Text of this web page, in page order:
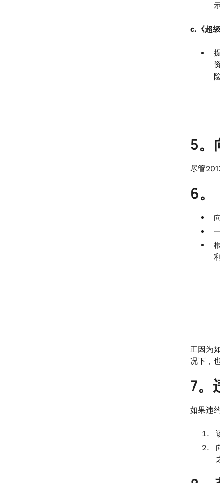
c.《超
5。
尽管
6。
正因为
况下，
7。
如果违